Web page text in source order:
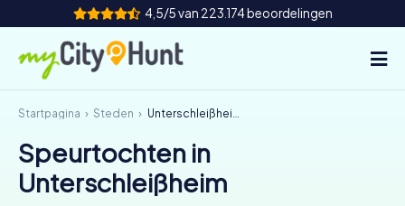
4,5/5 van 223.174 beoordelingen
Hoe het werkt
Steden
Startpagina Steden Unterschleißheim
Speurtochten in
Unterschleißheim